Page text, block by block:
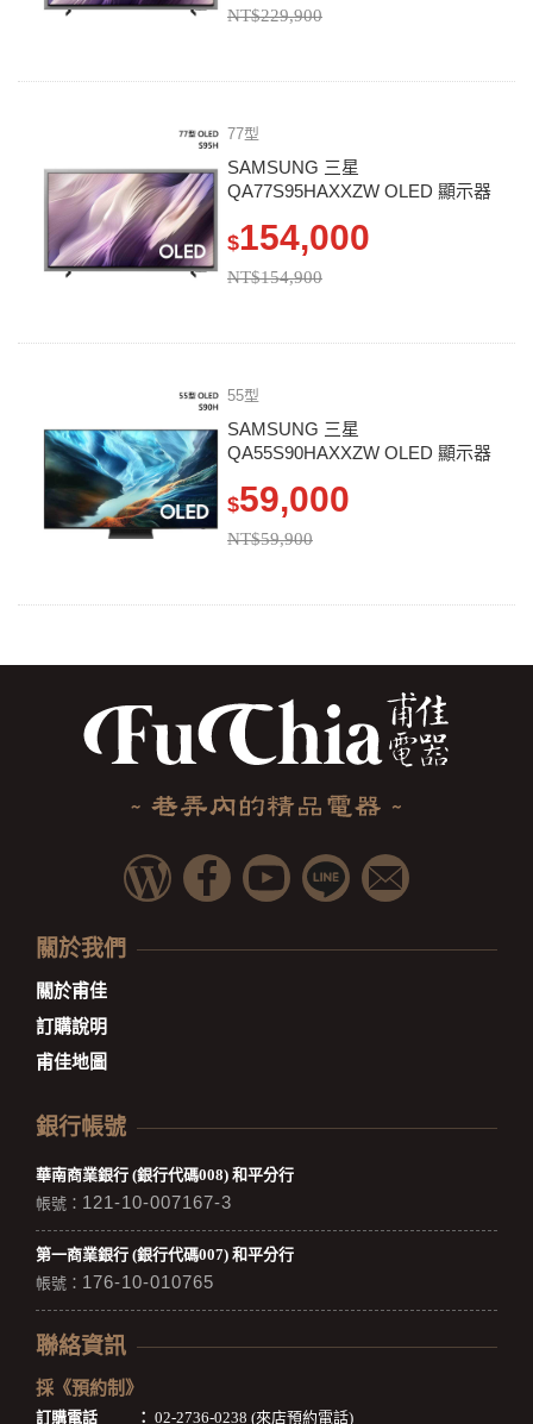
NT$229,900
77型
SAMSUNG 三星
QA77S95HAXXZW OLED 顯示器
$154,000
NT$154,900
55型
SAMSUNG 三星
QA55S90HAXXZW OLED 顯示器
$59,000
NT$59,900
關於我們
關於甫佳
訂購說明
甫佳地圖
銀行帳號
華南商業銀行 (銀行代碼008) 和平分行
帳號： 121-10-007167-3
第一商業銀行 (銀行代碼007) 和平分行
帳號： 176-10-010765
聯絡資訊
採《預約制》
訂購電話 ： 02-2736-0238 (來店預約電話)